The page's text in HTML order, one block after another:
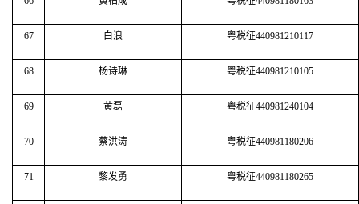
67 白浪 粤税征440981210117
68 杨诗琳 粤税征440981210105
69 黄磊 粤税征440981240104
70 蔡洪涛 粤税征440981180206
71 黎发勇 粤税征440981180265